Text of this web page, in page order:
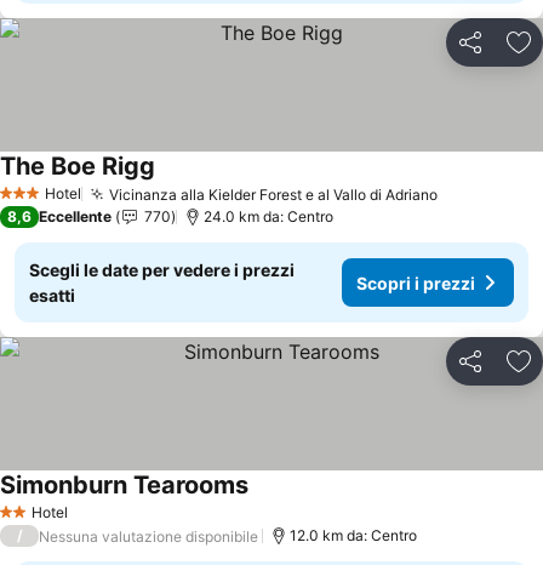
Condividi
3 StelleHotel Vicinanza alla Kielder Forest e al Vallo di Adriano
The Boe Rigg
8,6 Eccellente 770 24.0 km da: Centro
Scegli le date per vedere i prezzi
esatti
Scopri i prezzi
Condividi
2 StelleHotel
Simonburn Tearooms
/ Nessuna valutazione disponibile 12.0 km da: Centro